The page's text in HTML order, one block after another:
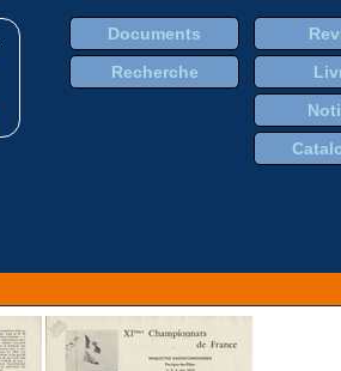
Documents
Recherche